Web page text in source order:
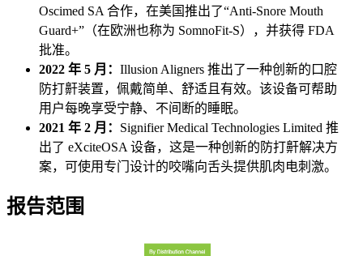
Oscimed SA 合作，在美国推出了“Anti-Snore Mouth
Guard+”（在欧洲也称为 SomnoFit-S），并获得 FDA
批准。
2022 年 5 月： Illusion Aligners 推出了一种创新的口腔
防打鼾装置，佩戴简单、舒适且有效。该设备可帮助
用户每晚享受宁静、不间断的睡眠。
2021 年 2 月： Signifier Medical Technologies Limited 推
出了 eXciteOSA 设备，这是一种创新的防打鼾解决方
案，可使用专门设计的咬嘴向舌头提供肌肉电刺激。
报告范围